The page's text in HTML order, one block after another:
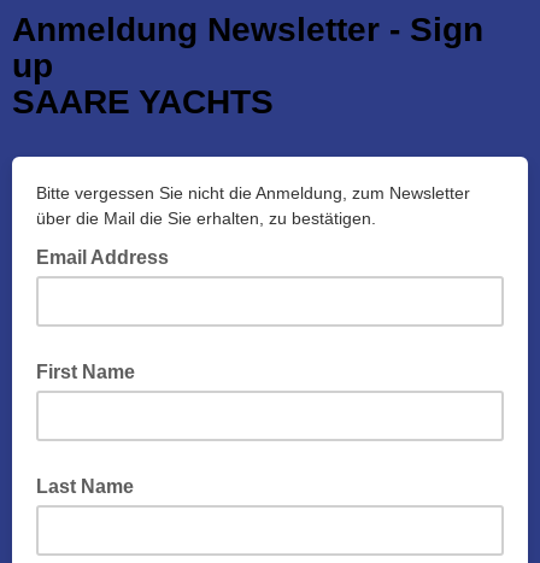
Anmeldung Newsletter - Sign
up
SAARE YACHTS
Bitte vergessen Sie nicht die Anmeldung, zum Newsletter
über die Mail die Sie erhalten, zu bestätigen.
Email Address
First Name
Last Name